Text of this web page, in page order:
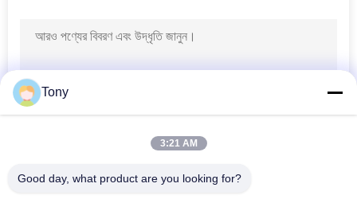
2 এক্সিস ডিজিটাল রিডআউট
Tony
3:21 AM
Good day, what product are you looking for?